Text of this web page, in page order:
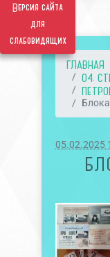
Версия сайта
для
слабовидящих
ГЛАВНАЯ
04.
05.02.2025